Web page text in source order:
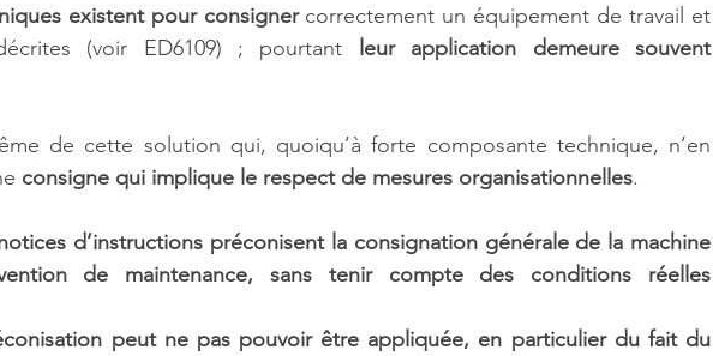
existent pour consigner correctement un équipement de travail et
(voir ED6109) ; pourtant
leur application demeure souvent
de cette solution qui, quoiqu’à forte composante technique, n’en
consigne qui implique le respect de mesures organisationnelles.
d’instructions préconisent la consignation générale de la machine
de maintenance, sans tenir compte des conditions réelles
peut ne pas pouvoir être appliquée, en particulier du fait du